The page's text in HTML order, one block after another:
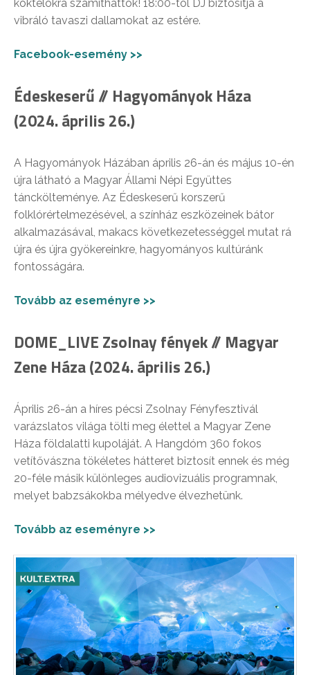
koktélokra számíthattok! 18:00-tól DJ biztosítja a
vibráló tavaszi dallamokat az estére.
Facebook-esemény >>
Édeskeserű // Hagyományok Háza
(2024. április 26.)
A Hagyományok Házában április 26-án és május 10-én
újra látható a Magyar Állami Népi Együttes
tánckölteménye. Az Édeskeserű korszerű
folklórértelmezésével, a színház eszközeinek bátor
alkalmazásával, makacs következetességgel mutat rá
újra és újra gyökereinkre, hagyományos kultúránk
fontosságára.
Tovább az eseményre >>
DOME_LIVE Zsolnay fények // Magyar
Zene Háza (2024. április 26.)
Április 26-án a híres pécsi Zsolnay Fényfesztivál
varázslatos világa tölti meg élettel a Magyar Zene
Háza földalatti kupoláját. A Hangdóm 360 fokos
vetítővászna tökéletes hátteret biztosít ennek és még
20-féle másik különleges audiovizuális programnak,
melyet babzsákokba mélyedve élvezhetünk.
Tovább az eseményre >>